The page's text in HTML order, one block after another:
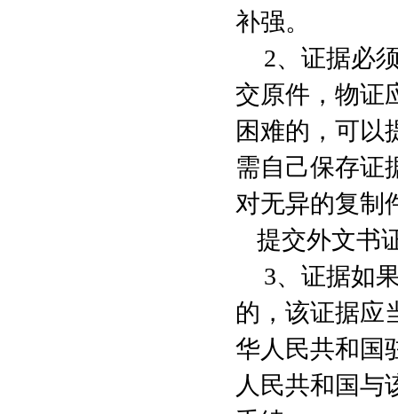
补强。
2、证据必
交原件，物证
困难的，可以
需自己保存证
对无异的复制
提交外文书
3、证据如
的，该证据应
华人民共和国
人民共和国与